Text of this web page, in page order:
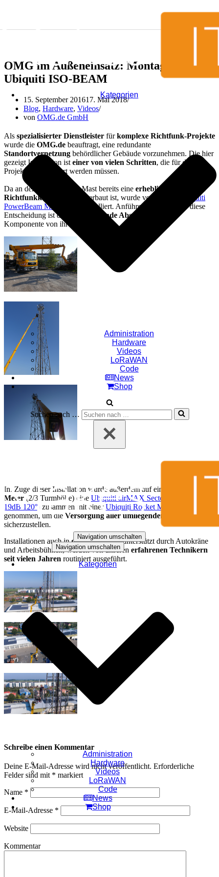
Kategorien
Administration
Hardware
Videos
LoRaWAN
Code
News
Shop
Suchen nach …
Navigation umschalten
Navigation umschalten
Kategorien
Administration
Hardware
Videos
LoRaWAN
Code
News
Shop
OMG im Außeneinsatz: Montage von
Ubiquiti ISO-BEAM
15. September 201617. Mai 2018
Blog, Hardware, Videos
von OMG.de GmbH
Als spezialisierter Dienstleister fürkomplexe Richtfunk-Projekte
wurde die OMG.de beauftragt, eine redundante
Standortvernetzung behördlicher Gebäude vorzunehmen. Die hier
gezeigt Installation ist einer von vielen Schritten, die für dieses
Projekt durchgeführt werden müssen.
Da an dem vorhandenen Mast bereits eine erhebliche Anzahl an
Richtfunkkomponenten
verbaut ist, wurde von uns die
Ubiquiti
PowerBeam M5 AC ISO
installiert. Anführender Grund für diese
Entscheidung ist die
hervorragende Abschirmung
Komponente von ihrem Umfeld.
Im Zuge dieser Installation wurde außerdem auf einer
Meter (2/3 Turmhöhe) eine Ubiquiti airMAX Sectorantenne (5GHz
19dB 120°) zusammen mit einerUbiquiti Rocket M5
genommen, um die Versorgung aller umliegenden Gebäude
sicherzustellen.
Installationen auch ingroßen Höhen, unterstützt durch Autokräne
und Arbeitsbühnen, werden von unseren erfahrenen Technikern
seit vielen Jahren routiniert ausgeführt.
Schreibe einen Kommentar
Deine E-Mail-Adresse wird nicht veröffentlicht. Erforderliche
Felder sind mit * markiert
Name *
E-Mail-Adresse *
Website
Kommentar